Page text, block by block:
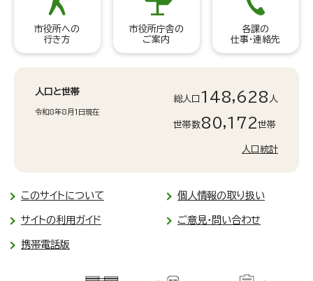
市役所への
行き方
市役所庁舎の
ご案内
各課の
仕事・連絡先
人口と世帯
令和8年8月1日現在
総人口 148,628 人
世帯数80,172世帯
人口統計
このサイトについて 個人情報の取り扱い
サイトの利用ガイド ご意見・問い合わせ
携帯電話版